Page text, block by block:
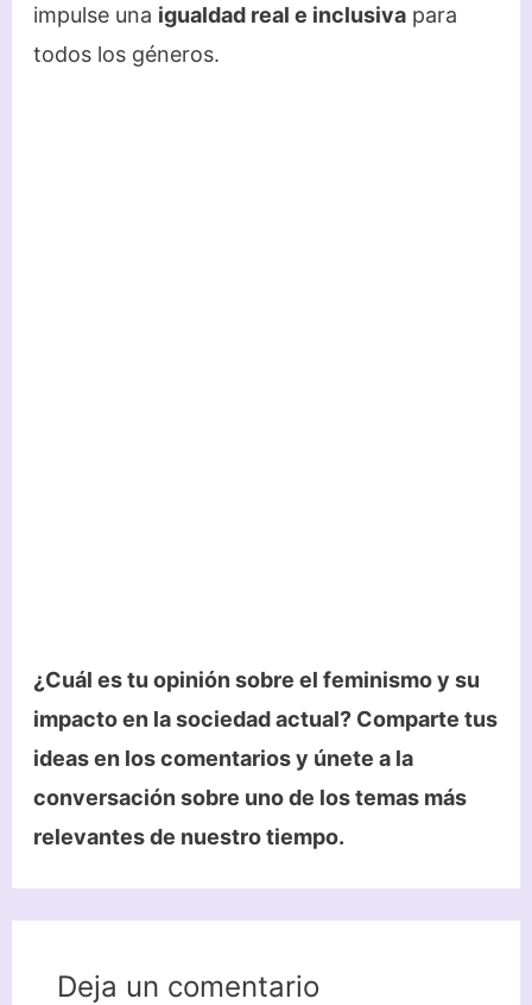
impulse una igualdad real e inclusivapara
todos los géneros.
¿Cuál es tu opinión sobre el feminismo y su
impacto en la sociedad actual? Comparte tus
ideas en los comentarios y únete a la
conversación sobre uno de los temas más
relevantes de nuestro tiempo.
Deja un comentario